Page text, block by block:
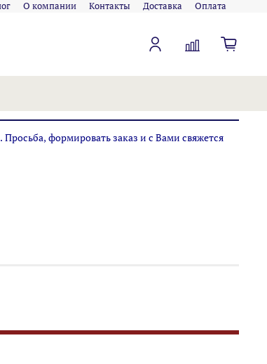
О компании Контакты Доставка Оплата
формировать заказ и с Вами свяжется